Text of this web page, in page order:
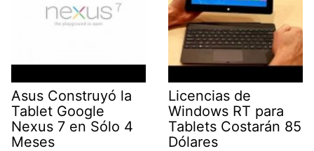
Asus Construyó la
Tablet Google
Nexus 7 en Sólo 4
Meses
Licencias de
Windows RT para
Tablets Costarán 85
Dólares